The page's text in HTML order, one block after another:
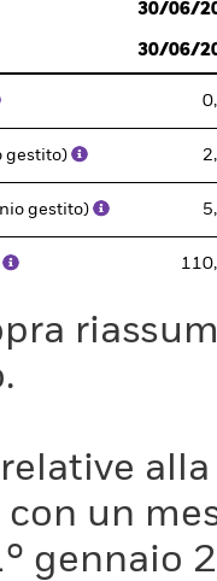
30/06/
30/06/
gestito)
gestito)
un
gennaio